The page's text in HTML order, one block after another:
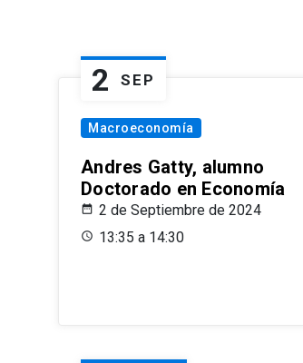
2 SEP
Macroeconomía
Andres Gatty, alumno
Doctorado en Economía
2 de Septiembre de 2024
13:35 a 14:30